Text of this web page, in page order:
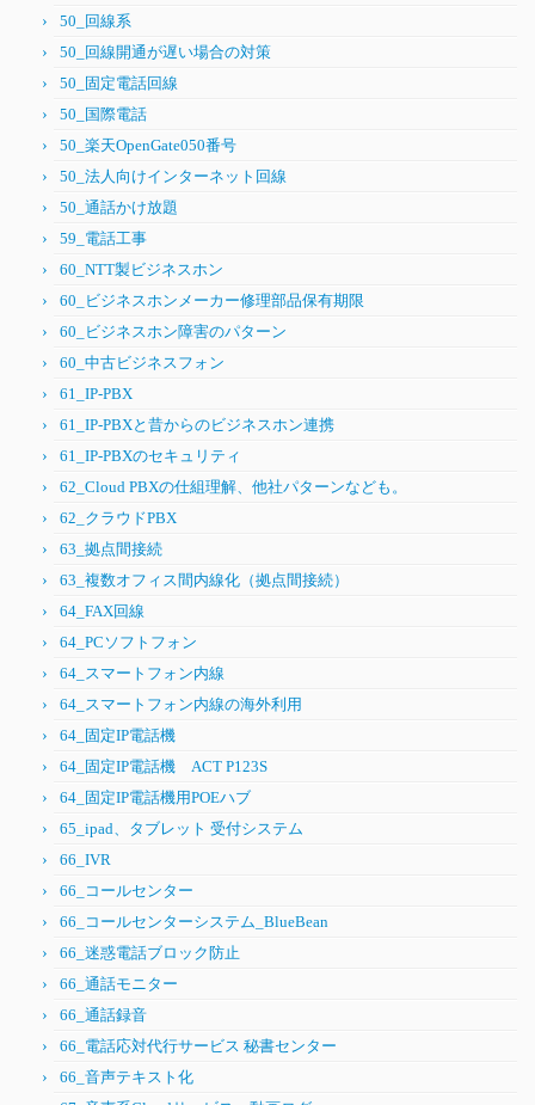
50_回線系
50_回線開通が遅い場合の対策
50_固定電話回線
50_国際電話
50_楽天OpenGate050番号
50_法人向けインターネット回線
50_通話かけ放題
59_電話工事
60_NTT製ビジネスホン
60_ビジネスホンメーカー修理部品保有期限
60_ビジネスホン障害のパターン
60_中古ビジネスフォン
61_IP-PBX
61_IP-PBXと昔からのビジネスホン連携
61_IP-PBXのセキュリティ
62_Cloud PBXの仕組理解、他社パターンなども。
62_クラウドPBX
63_拠点間接続
63_複数オフィス間内線化（拠点間接続）
64_FAX回線
64_PCソフトフォン
64_スマートフォン内線
64_スマートフォン内線の海外利用
64_固定IP電話機
64_固定IP電話機 ACT P123S
64_固定IP電話機用POEハブ
65_ipad、タブレット 受付システム
66_IVR
66_コールセンター
66_コールセンターシステム_BlueBean
66_迷惑電話ブロック防止
66_通話モニター
66_通話録音
66_電話応対代行サービス 秘書センター
66_音声テキスト化